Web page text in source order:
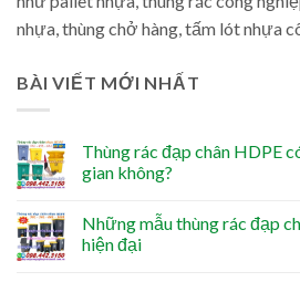
nhựa, thùng chở hàng, tấm lót nhựa
BÀI VIẾT MỚI NHẤT
Thùng rác đạp chân HDPE
gian không?
Những mẫu thùng rác đạp
hiện đại